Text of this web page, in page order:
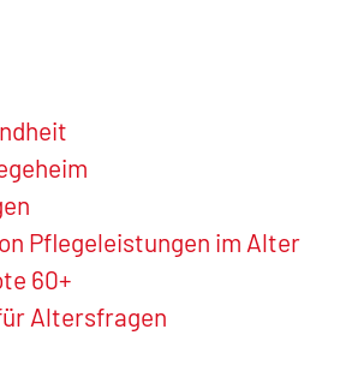
Pflegeleistungen im Alter
60+
Altersfragen